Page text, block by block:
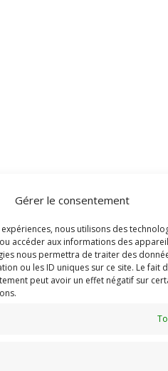
Gérer le consentement
nous utilisons des
accéder aux informations des
nous permettra de traiter des
ou les ID uniques sur ce site. Le fait
peut avoir un effet négatif sur